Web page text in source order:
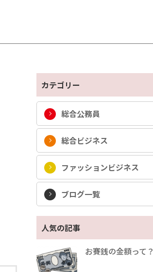
カテゴリー
総合公務員
総合ビジネス
ファッションビジネス
ブログ一覧
人気の記事
お賽銭の金額って？